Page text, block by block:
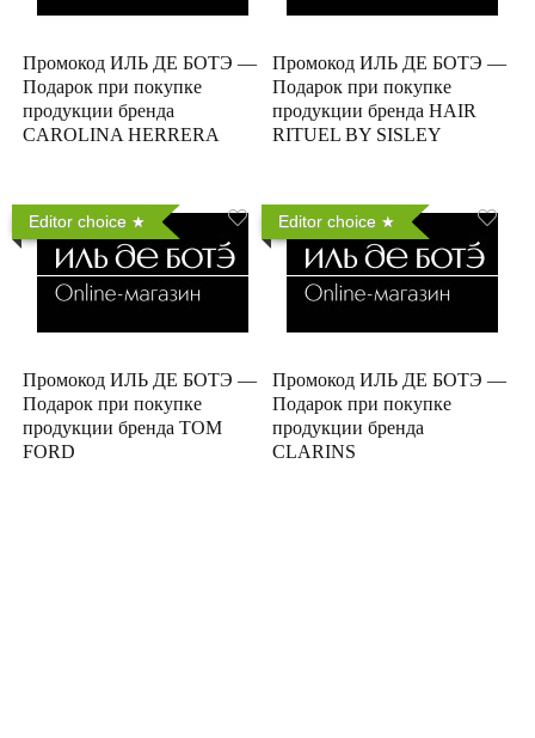
Промокод ИЛЬ ДЕ БОТЭ —
Подарок при покупке
продукции бренда
CAROLINA HERRERA
Промокод ИЛЬ ДЕ БОТЭ —
Подарок при покупке
продукции бренда HAIR
RITUEL BY SISLEY
Editor choice
Промокод ИЛЬ ДЕ БОТЭ —
Подарок при покупке
продукции бренда TOM
FORD
Editor choice
Промокод ИЛЬ ДЕ БОТЭ —
Подарок при покупке
продукции бренда
CLARINS